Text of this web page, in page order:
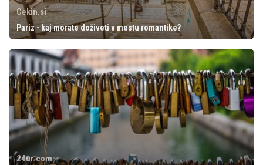
Cekin.si
Pariz - kaj morate doživeti v mestu romantike?
24ur.com